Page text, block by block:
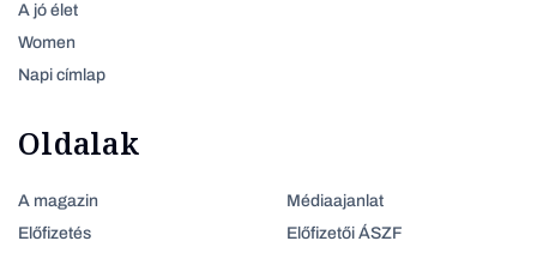
A jó élet
Women
Napi címlap
Oldalak
A magazin
Előfizetés
Médiaajanlat
Előfizetői ÁSZF